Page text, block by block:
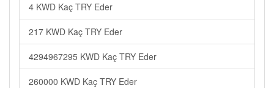
4 KWD Kaç TRY Eder
217 KWD Kaç TRY Eder
4294967295 KWD Kaç TRY Eder
260000 KWD Kaç TRY Eder